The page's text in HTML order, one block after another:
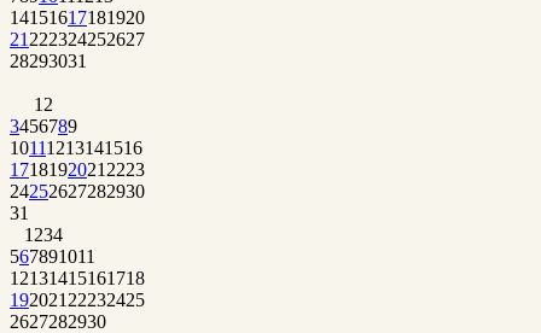
14151617181920
21 222324252627
28293031
1 2
3456789
10111213141516
1718192021 2223
24252627282930
31
1 234
567891011
12131415161718
192021 22232425
2627282930